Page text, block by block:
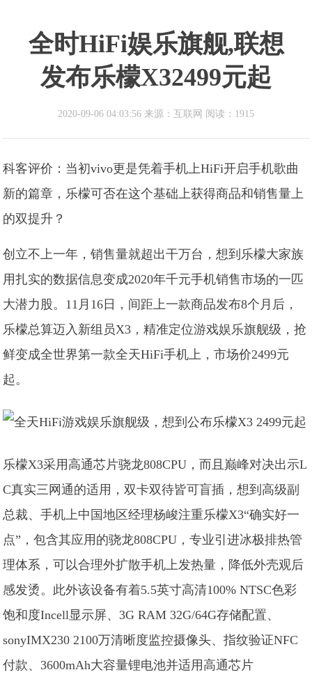
全时HiFi娱乐旗舰,联想
发布乐檬X32499元起
2020-09-06 04:03:56 来源：互联网 阅读：1915
科客评价：当初vivo更是凭着手机上HiFi开启手机歌曲
新的篇章，乐檬可否在这个基础上获得商品和销售量上
的双提升？
创立不上一年，销售量就超出干万台，想到乐檬大家族
用扎实的数据信息变成2020年千元手机销售市场的一匹
大潜力股。11月16日，间距上一款商品发布8个月后，
乐檬总算迈入新组员X3，精准定位游戏娱乐旗舰级，抢
鲜变成全世界第一款全天HiFi手机上，市场价2499元
起。
乐檬X3采用高通芯片骁龙808CPU，而且巅峰对决出示L
C真实三网通的适用，双卡双待皆可盲插，想到高级副
总裁、手机上中国地区经理杨峻注重乐檬X3“确实好一
点”，包含其应用的骁龙808CPU，专业引进冰极排热管
理体系，可以合理外扩散手机上发热量，降低外壳观后
感发烫。此外该设备有着5.5英寸高清100% NTSC色彩
饱和度Incell显示屏、3G RAM 32G/64G存储配置、
sonyIMX230 2100万清晰度监控摄像头、指纹验证NFC
付款、3600mAh大容量锂电池并适用高通芯片